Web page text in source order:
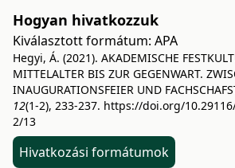
Hogyan hivatkozzuk
Kiválasztott formátum: APA
Hegyi, Á. (2021). AKADEMISCHE
MITTELALTER BIS ZUR GEGENWART.
INAUGURATIONSFEIER UND
12(1-2), 233-237. https://doi.org/
2/13
Hivatkozási formátumok